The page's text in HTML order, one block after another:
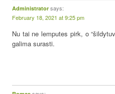
Administrator says:
February 18, 2021 at 9:25 pm
Nu tai ne lemputes pirk, o
galima surasti.